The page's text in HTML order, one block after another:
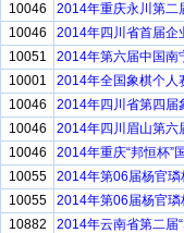
10046
2014年重庆永川第二
10046
2014年四川省首届企
10051
2014年第六届中国南
10001
2014年全国象棋个人
10046
2014年四川省第四届
10046
2014年四川眉山第六
10046
2014年重庆“邦恒杯”
10055
2014年第06届杨官璘
10055
2014年第06届杨官
10882
2014年云南省第二届